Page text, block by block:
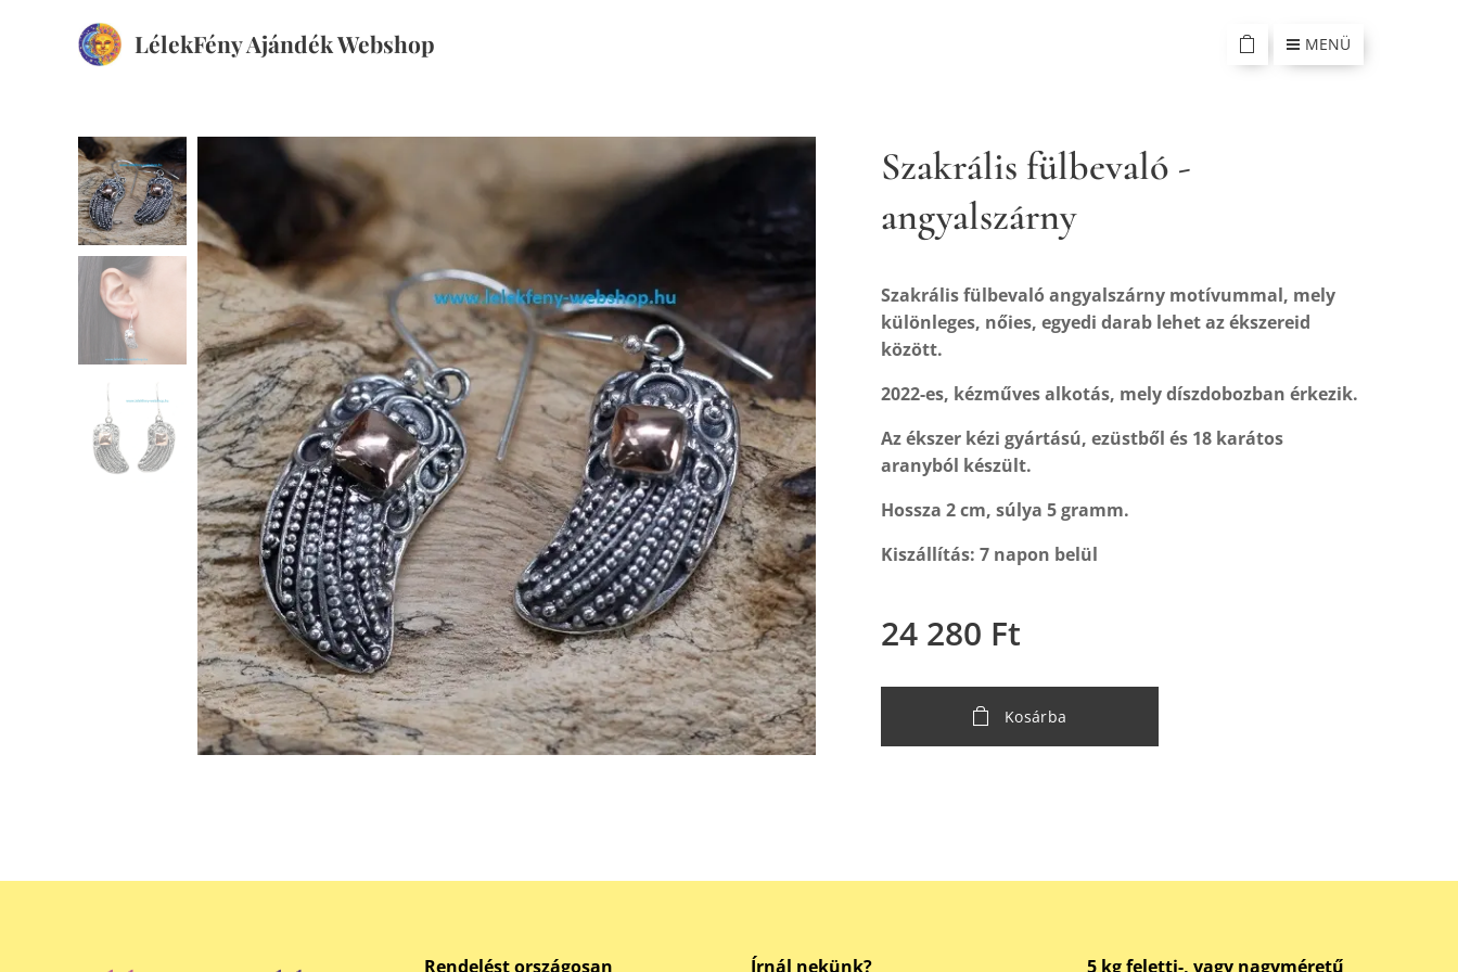
LélekFény Ajándék Webshop MENÜ
Szakrális fülbevaló -
angyalszárny
Szakrális fülbevaló angyalszárny motívummal, mely
különleges, nőies, egyedi darab lehet az ékszereid
között.
2022-es, kézműves alkotás, mely díszdobozban érkezik.
Az ékszer kézi gyártású, ezüstből és 18 karátos
aranyból készült.
Hossza 2 cm, súlya 5 gramm.
Kiszállítás: 7 napon belül
24 280 Ft
Kosárba
Rendelést országosan Írnál nekünk? 5 kg feletti-, vagy nagyméretű